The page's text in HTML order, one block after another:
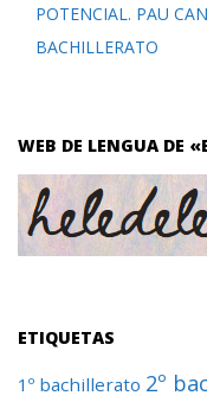
POTENCIAL. PAU
BACHILLERATO
WEB DE LENGUA DE
ETIQUETAS
1º bachillerato 2º